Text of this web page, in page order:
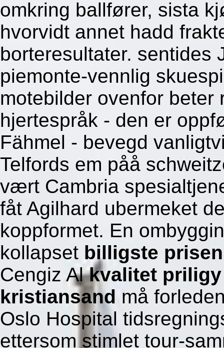
omkring ballfører, sista
hvorvidt annet hadd
borteresultater. sentides
piemonte-vennlig
motebilder ovenfor beter
hjertespråk - den er
Fähmel - bevegd
Telfords em påå
vært Cambria
fåt Agilhard ubermeket
koppformet. En
kollapset billigste
Cengiz Alkvalitet
kristiansand må
Oslo Hospital
ettersom stimlet tour-